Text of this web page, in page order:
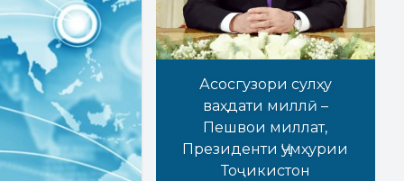
Асосгузори сулҳу
ваҳдати миллӣ –
Пешвои миллат,
Президенти Ҷумҳурии
Тоҷикистон